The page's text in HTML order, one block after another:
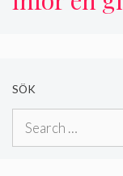
SÖK
Search